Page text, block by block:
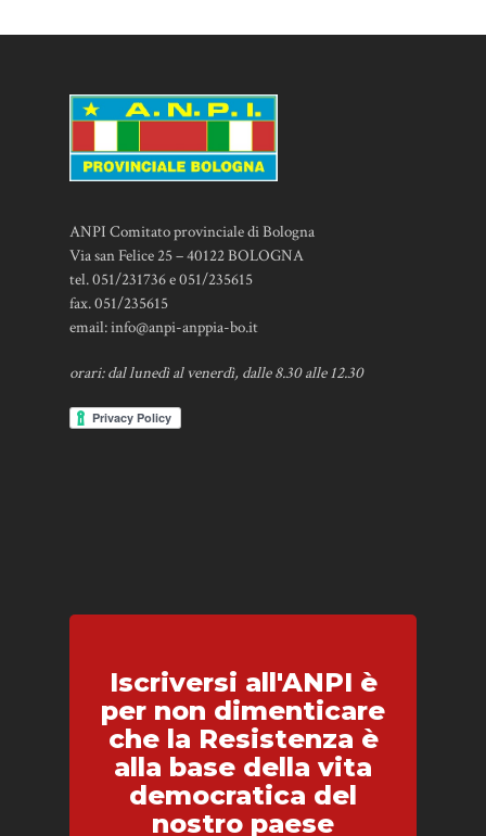
ANPI Comitato provinciale di Bologna
Via san Felice 25 – 40122 BOLOGNA
tel. 051/231736 e 051/235615
fax. 051/235615
email:info@anpi-anppia-bo.it
orari: dal lunedì al venerdì, dalle 8.30 alle 12.30
Iscriversi all'ANPI è
per non dimenticare
che la Resistenza è
alla base della vita
democratica del
nostro paese